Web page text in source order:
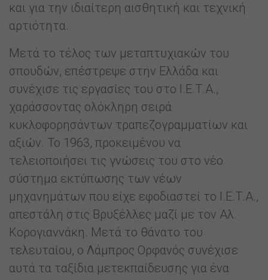
και για την ιδιαίτερη αισθητική και τεχνική
αρτιότητα.
Μετά το τέλος των μεταπτυχιακών του
σπουδών, επέστρεψε στην Ελλάδα και
συνέχισε τις εργασίες του στο Ι.Ε.Τ.Α.,
χαράσσοντας ολόκληρη σειρά
κυκλοφορησάντων τραπεζογραμματίων και
αξιών. Το 1963, προκειμένου να
τελειοποιήσει τις γνώσεις του στο νέο
σύστημα εκτύπωσης των νέων
μηχανημάτων που είχε εφοδιαστεί το Ι.Ε.Τ.Α.,
απεστάλη στις Βρυξέλλες μαζί με τον Αλ.
Κορογιαννάκη. Μετά το θάνατο του
τελευταίου, ο Λάμπρος Ορφανός συνέχισε
αυτά τα ταξίδια μετεκπαίδευσης για ένα